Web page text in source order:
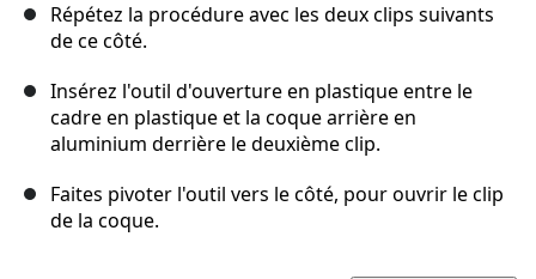
Répétez la procédure avec les deux clips suivants
de ce côté.
Insérez l'outil d'ouverture en plastique entre le
cadre en plastique et la coque arrière en
aluminium derrière le deuxième clip.
Faites pivoter l'outil vers le côté, pour ouvrir le clip
de la coque.